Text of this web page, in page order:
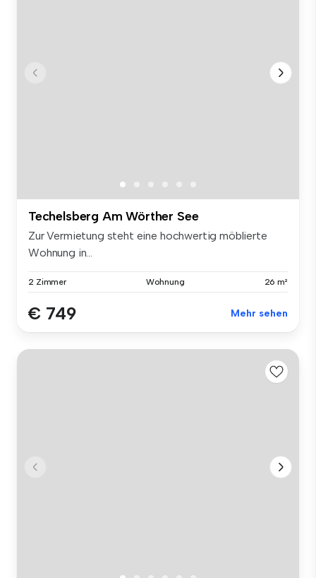
Techelsberg Am Wörther See
Zur Vermietung steht eine hochwertig möblierte
Wohnung in...
2 Zimmer Wohnung 26 m²
€ 749 Mehr sehen